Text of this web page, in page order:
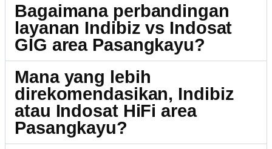
Bagaimana perbandingan
layanan Indibiz vs Indosat
GIG area Pasangkayu?
Mana yang lebih
direkomendasikan, Indibiz
atau Indosat HiFi area
Pasangkayu?